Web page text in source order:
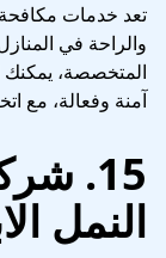
تعد خدمات مكافحة
والراحة في
المتخصصة، يمكنك
آمنة وفعالة، مع
15.
النمل